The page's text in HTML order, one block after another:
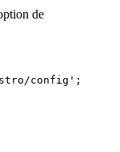
de
config ' ;